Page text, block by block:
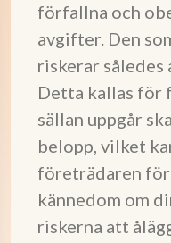
förfallna och
avgifter. Den
riskerar således
Detta kallas för
sällan uppgår
belopp, vilket
företrädaren för
kännedom om
riskerna att